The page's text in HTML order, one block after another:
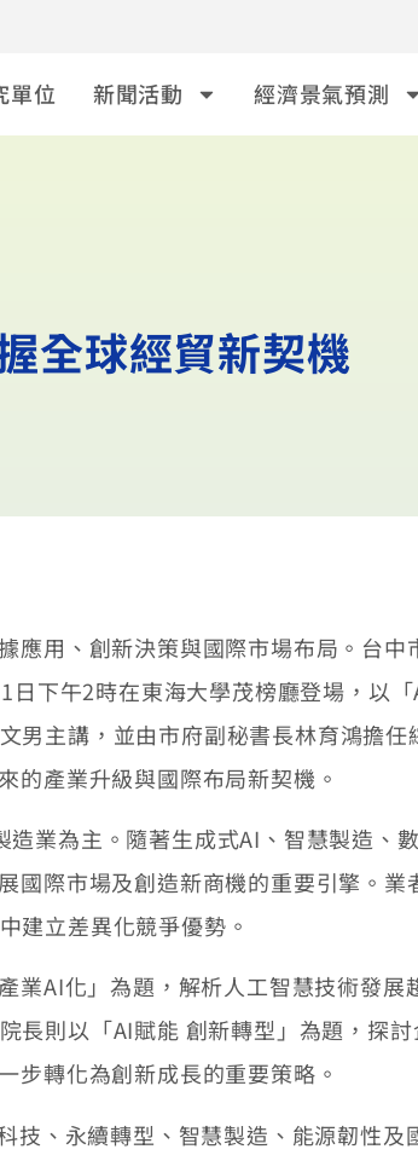
單位 新聞活動 經濟景氣預測
全球經貿新契機
應用、創新決策與國際市場布局。台中
下午2時在東海大學茂榜廳登場，以
男主講，並由市府副秘書長林育鴻擔任
的產業升級與國際布局新契機。
業為主。隨著生成式AI、智慧製造、
國際市場及創造新商機的重要引擎。業
建立差異化競爭優勢。
AI化」為題，解析人工智慧技術發展
長則以「AI賦能 創新轉型」為題，探
步轉化為創新成長的重要策略。
、永續轉型、智慧製造、能源韌性及